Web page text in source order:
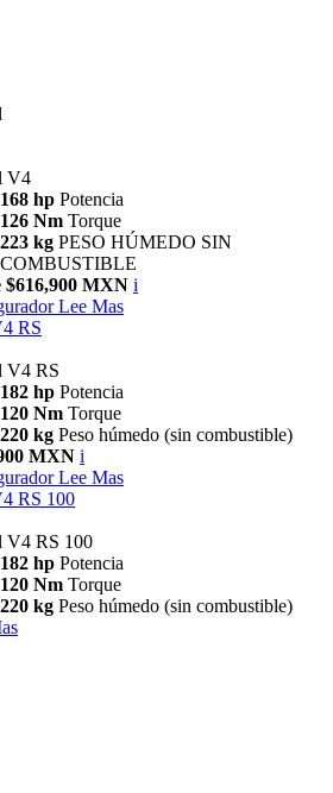
V4
168 hp Potencia
126 Nm Torque
223 kg PESO HÚMEDO SIN
COMBUSTIBLE
$616,900 MXN i
Lee Mas
RS
V4 RS
182 hp Potencia
120 Nm Torque
220 kg Peso húmedo (sin combustible)
MXN i
Lee Mas
RS 100
V4 RS 100
182 hp Potencia
120 Nm Torque
220 kg Peso húmedo (sin combustible)